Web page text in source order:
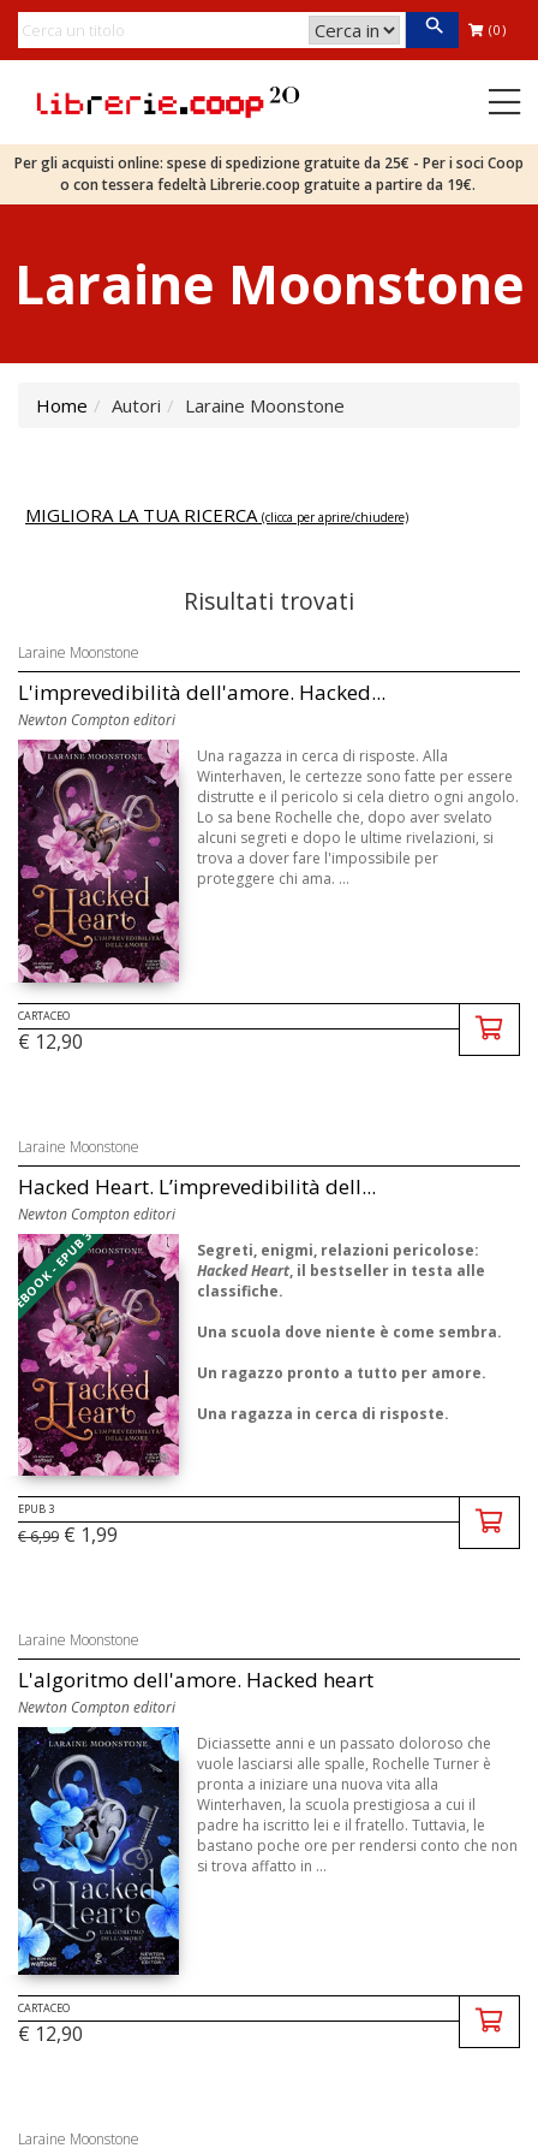
(0)
Per gli acquisti online: spese di spedizione gratuite da 25€ - Per i soci Coop
o con tessera fedeltà Librerie.coop gratuite a partire da 19€.
Laraine Moonstone
Home Autori Laraine Moonstone
MIGLIORA LA TUA RICERCA (clicca per aprire/chiudere)
Risultati trovati
Laraine Moonstone
L'imprevedibilità dell'amore. Hacked...
Newton Compton editori
Una ragazza in cerca di risposte. Alla
Winterhaven, le certezze sono fatte per essere
distrutte e il pericolo si cela dietro ogni angolo.
Lo sa bene Rochelle che, dopo aver svelato
alcuni segreti e dopo le ultime rivelazioni, si
trova a dover fare l'impossibile per
proteggere chi ama. ...
CARTACEO
€ 12,90
Laraine Moonstone
Hacked Heart. L’imprevedibilità dell...
Newton Compton editori
EBOOK - EPUB 3
Segreti, enigmi, relazioni pericolose:
Hacked Heart, il bestseller in testa alle
classifiche.
Una scuola dove niente è come sembra.
Un ragazzo pronto a tutto per amore.
Una ragazza in cerca di risposte.
EPUB 3
€ 6,99 € 1,99
Laraine Moonstone
L'algoritmo dell'amore. Hacked heart
Newton Compton editori
Diciassette anni e un passato doloroso che
vuole lasciarsi alle spalle, Rochelle Turner è
pronta a iniziare una nuova vita alla
Winterhaven, la scuola prestigiosa a cui il
padre ha iscritto lei e il fratello. Tuttavia, le
bastano poche ore per rendersi conto che non
si trova affatto in ...
CARTACEO
€ 12,90
Laraine Moonstone